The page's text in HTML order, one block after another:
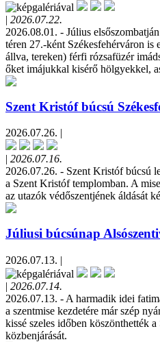
| 2026.07.22.
2026.08.01. - Július
téren 27.-ként Székesfehérváron
állva, tereken) férfi rózsafüzér
őket imájukkal kisérő hölgyekkel,
Szent Kristóf búcsú
2026.07.26. |
| 2026.07.16.
2026.07.26. - Szent Kristóf búcsú
a Szent Kristóf templomban. A
az utazók védőszentjének áldását
Júliusi búcsúnap
2026.07.13. |
| 2026.07.14.
2026.07.13. - A harmadik idei
a szentmise kezdetére már szép
kissé szeles időben köszönthették
közbenjárását.